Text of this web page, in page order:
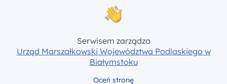
Serwisem zarządza
Urząd Marszałkowski Województwa Podlaskiego w
Białymstoku
Oceń stronę